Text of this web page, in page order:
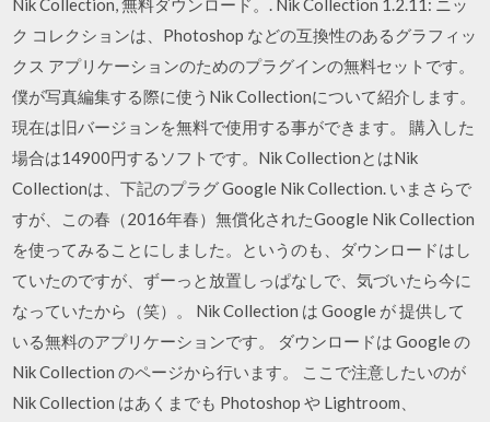
Nik Collection, 無料ダウンロード。. Nik Collection 1.2.11: ニッ
ク コレクションは、Photoshop などの互換性のあるグラフィッ
クス アプリケーションのためのプラグインの無料セットです。
僕が写真編集する際に使うNik Collectionについて紹介します。
現在は旧バージョンを無料で使用する事ができます。 購入した
場合は14900円するソフトです。Nik CollectionとはNik
Collectionは、下記のプラグ Google Nik Collection. いまさらで
すが、この春（2016年春）無償化されたGoogle Nik Collection
を使ってみることにしました。というのも、ダウンロードはし
ていたのですが、ずーっと放置しっぱなしで、気づいたら今に
なっていたから（笑）。 Nik Collection は Google が 提供して
いる無料のアプリケーションです。 ダウンロードは Google の
Nik Collection のページから行います。 ここで注意したいのが
Nik Collection はあくまでも Photoshop や Lightroom、